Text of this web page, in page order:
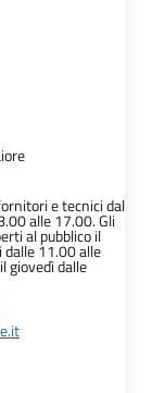
e tecnici dal
alle 17.00. Gli
al pubblico il
dalle 11.00 alle
giovedì dalle